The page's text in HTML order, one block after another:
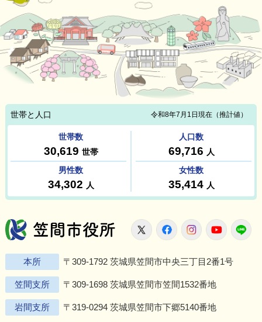
笠間市役所
X FacebookInstagram
本所 〒309-1792 茨城県笠間市中央三丁目2番1号
笠間支所 〒309-1698 茨城県笠間市笠間1532番地
岩間支所 〒319-0294 茨城県笠間市下郷5140番地